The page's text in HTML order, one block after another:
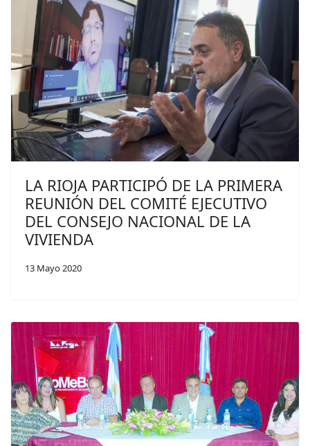
LA RIOJA PARTICIPÓ DE LA PRIMERA
REUNIÓN DEL COMITÉ EJECUTIVO
DEL CONSEJO NACIONAL DE LA
VIVIENDA
13 Mayo 2020